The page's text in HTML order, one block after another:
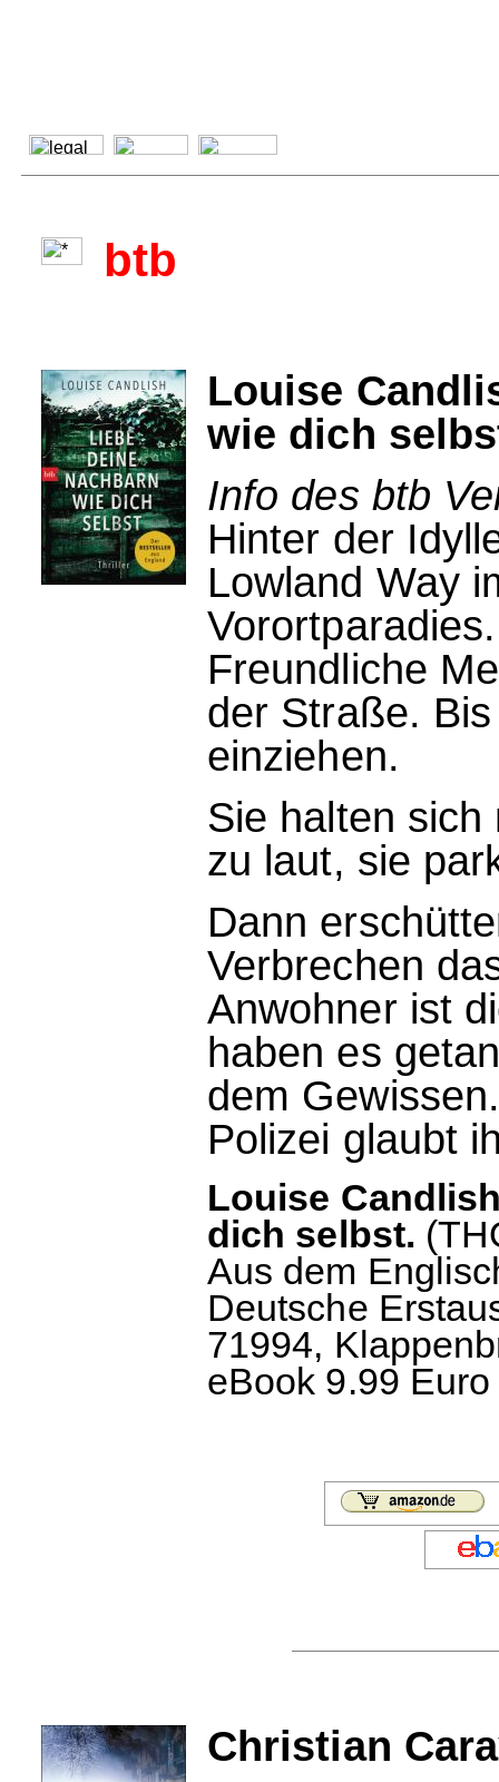
btb
Louise
wie dich
Info des btb
Hinter der
Lowland Way
Freundliche
der Straße.
einziehen.
Sie halten
zu laut, sie
Dann
Verbrechen
Anwohner ist
haben es
dem
Polizei glaubt
Louise
dich selbst.
Aus dem
Deutsche
71994,
eBook 9.99
Christian